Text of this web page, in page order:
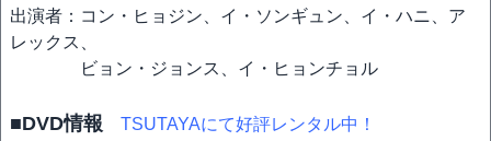
出演者：コン・ヒョジン、イ・ソンギュン、イ・ハニ、ア
レックス、
ビョン・ジョンス、イ・ヒョンチョル
■DVD情報
TSUTAYAにて好評レンタル中！